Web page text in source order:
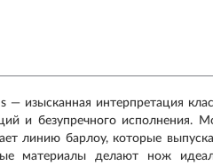
изысканная интерпретация
и безупречного исполнения.
линию барлоу, которые
материалы делают нож